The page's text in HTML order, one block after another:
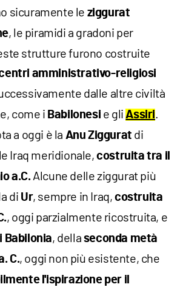
sicuramente le ziggurat
, le piramidi a gradoni per
strutture furono costruite
amministrativo-religiosi
dalle altre civiltà
come i Babilonesi e gliAssiri.
a oggi è la Anu Ziggurat di
Iraq meridionale, costruita tra il
a.C.Alcune delle ziggurat più
di Ur, sempre in Iraq,costruita
, oggi parzialmente ricostruita, e
Babilonia, della seconda metà
C., oggi non più esistente, che
l'ispirazione per il